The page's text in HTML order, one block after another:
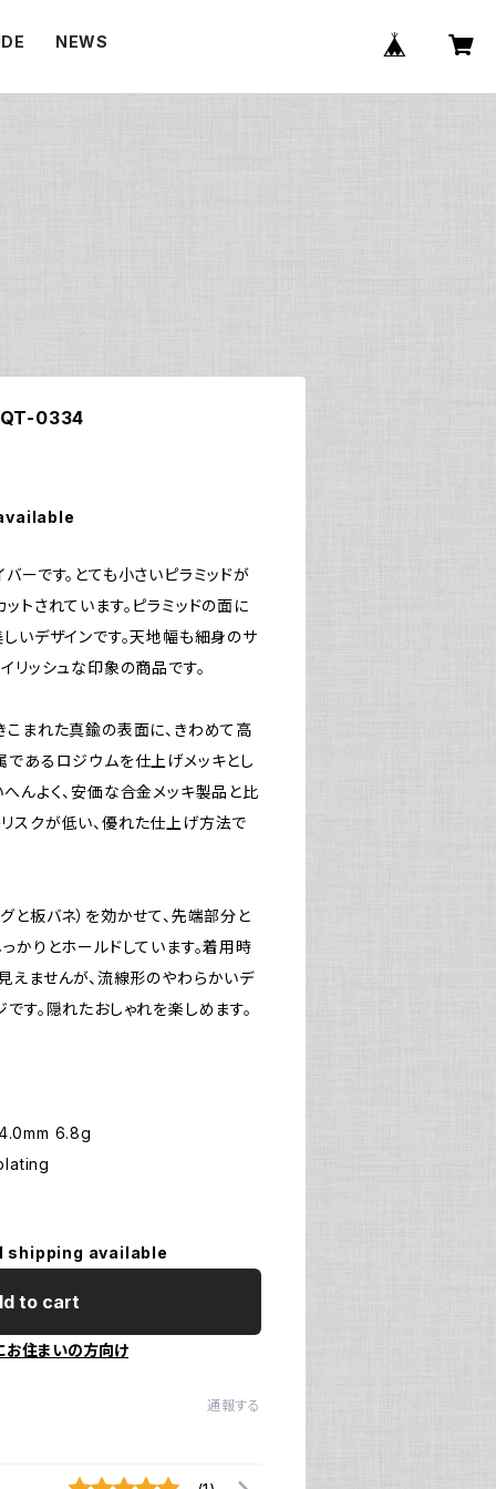
NEWS
0334
ーです。とても小さいピラミッドが
トされています。ピラミッドの面に
いデザインです。天地幅も細身のサ
リッシュな印象の商品です。
こまれた真鍮の表面に、きわめて高
であるロジウムを仕上げメッキとし
んよく、安価な合金メッキ製品と比
スクが低い、優れた仕上げ方法で
と板バネ）を効かせて、先端部分と
かりとホールドしています。着用時
えませんが、流線形のやわらかいデ
す。隠れたおしゃれを楽しめます。
6.8g
shipping available
to cart
お住まいの方向け
通報する